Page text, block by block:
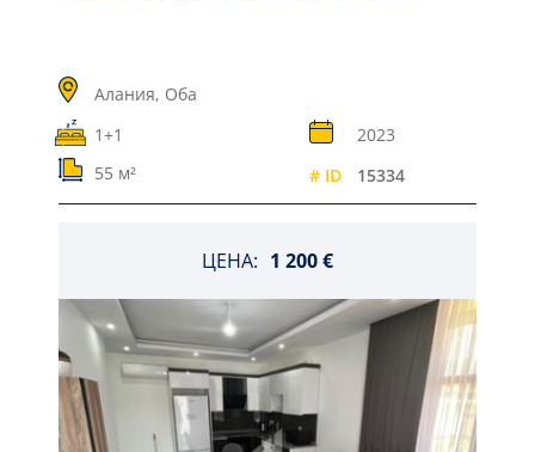
Алания, Оба
1+1
2023
55 м²
# ID 15334
ЦЕНА: 1 200 €